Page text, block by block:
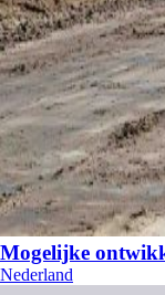
Mogelijke
Nederland